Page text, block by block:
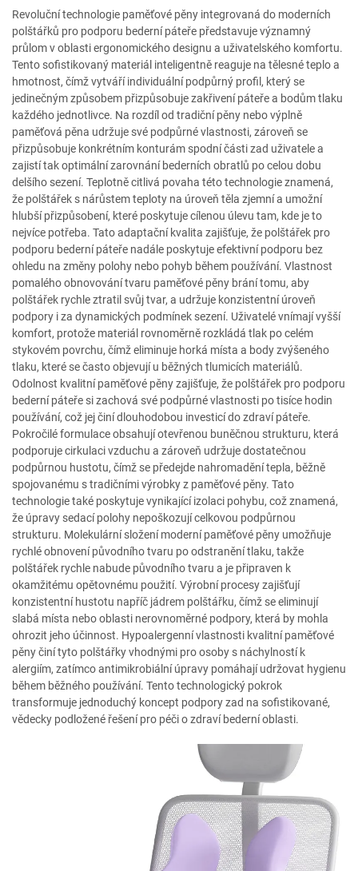
Revoluční technologie paměťové pěny integrovaná do moderních
polštářků pro podporu bederní páteře představuje významný
průlom v oblasti ergonomického designu a uživatelského komfortu.
Tento sofistikovaný materiál inteligentně reaguje na tělesné teplo a
hmotnost, čímž vytváří individuální podpůrný profil, který se
jedinečným způsobem přizpůsobuje zakřivení páteře a bodům tlaku
každého jednotlivce. Na rozdíl od tradiční pěny nebo výplně
paměťová pěna udržuje své podpůrné vlastnosti, zároveň se
přizpůsobuje konkrétním konturám spodní části zad uživatele a
zajistí tak optimální zarovnání bederních obratlů po celou dobu
delšího sezení. Teplotně citlivá povaha této technologie znamená,
že polštářek s nárůstem teploty na úroveň těla zjemní a umožní
hlubší přizpůsobení, které poskytuje cílenou úlevu tam, kde je to
nejvíce potřeba. Tato adaptační kvalita zajišťuje, že polštářek pro
podporu bederní páteře nadále poskytuje efektivní podporu bez
ohledu na změny polohy nebo pohyb během používání. Vlastnost
pomalého obnovování tvaru paměťové pěny brání tomu, aby
polštářek rychle ztratil svůj tvar, a udržuje konzistentní úroveň
podpory i za dynamických podmínek sezení. Uživatelé vnímají vyšší
komfort, protože materiál rovnoměrně rozkládá tlak po celém
stykovém povrchu, čímž eliminuje horká místa a body zvýšeného
tlaku, které se často objevují u běžných tlumicích materiálů.
Odolnost kvalitní paměťové pěny zajišťuje, že polštářek pro podporu
bederní páteře si zachová své podpůrné vlastnosti po tisíce hodin
používání, což jej činí dlouhodobou investicí do zdraví páteře.
Pokročilé formulace obsahují otevřenou buněčnou strukturu, která
podporuje cirkulaci vzduchu a zároveň udržuje dostatečnou
podpůrnou hustotu, čímž se předejde nahromadění tepla, běžně
spojovanému s tradičními výrobky z paměťové pěny. Tato
technologie také poskytuje vynikající izolaci pohybu, což znamená,
že úpravy sedací polohy nepoškozují celkovou podpůrnou
strukturu. Molekulární složení moderní paměťové pěny umožňuje
rychlé obnovení původního tvaru po odstranění tlaku, takže
polštářek rychle nabude původního tvaru a je připraven k
okamžitému opětovnému použití. Výrobní procesy zajišťují
konzistentní hustotu napříč jádrem polštářku, čímž se eliminují
slabá místa nebo oblasti nerovnoměrné podpory, která by mohla
ohrozit jeho účinnost. Hypoalergenní vlastnosti kvalitní paměťové
pěny činí tyto polštářky vhodnými pro osoby s náchylností k
alergiím, zatímco antimikrobiální úpravy pomáhají udržovat hygienu
během běžného používání. Tento technologický pokrok
transformuje jednoduchý koncept podpory zad na sofistikované,
vědecky podložené řešení pro péči o zdraví bederní oblasti.